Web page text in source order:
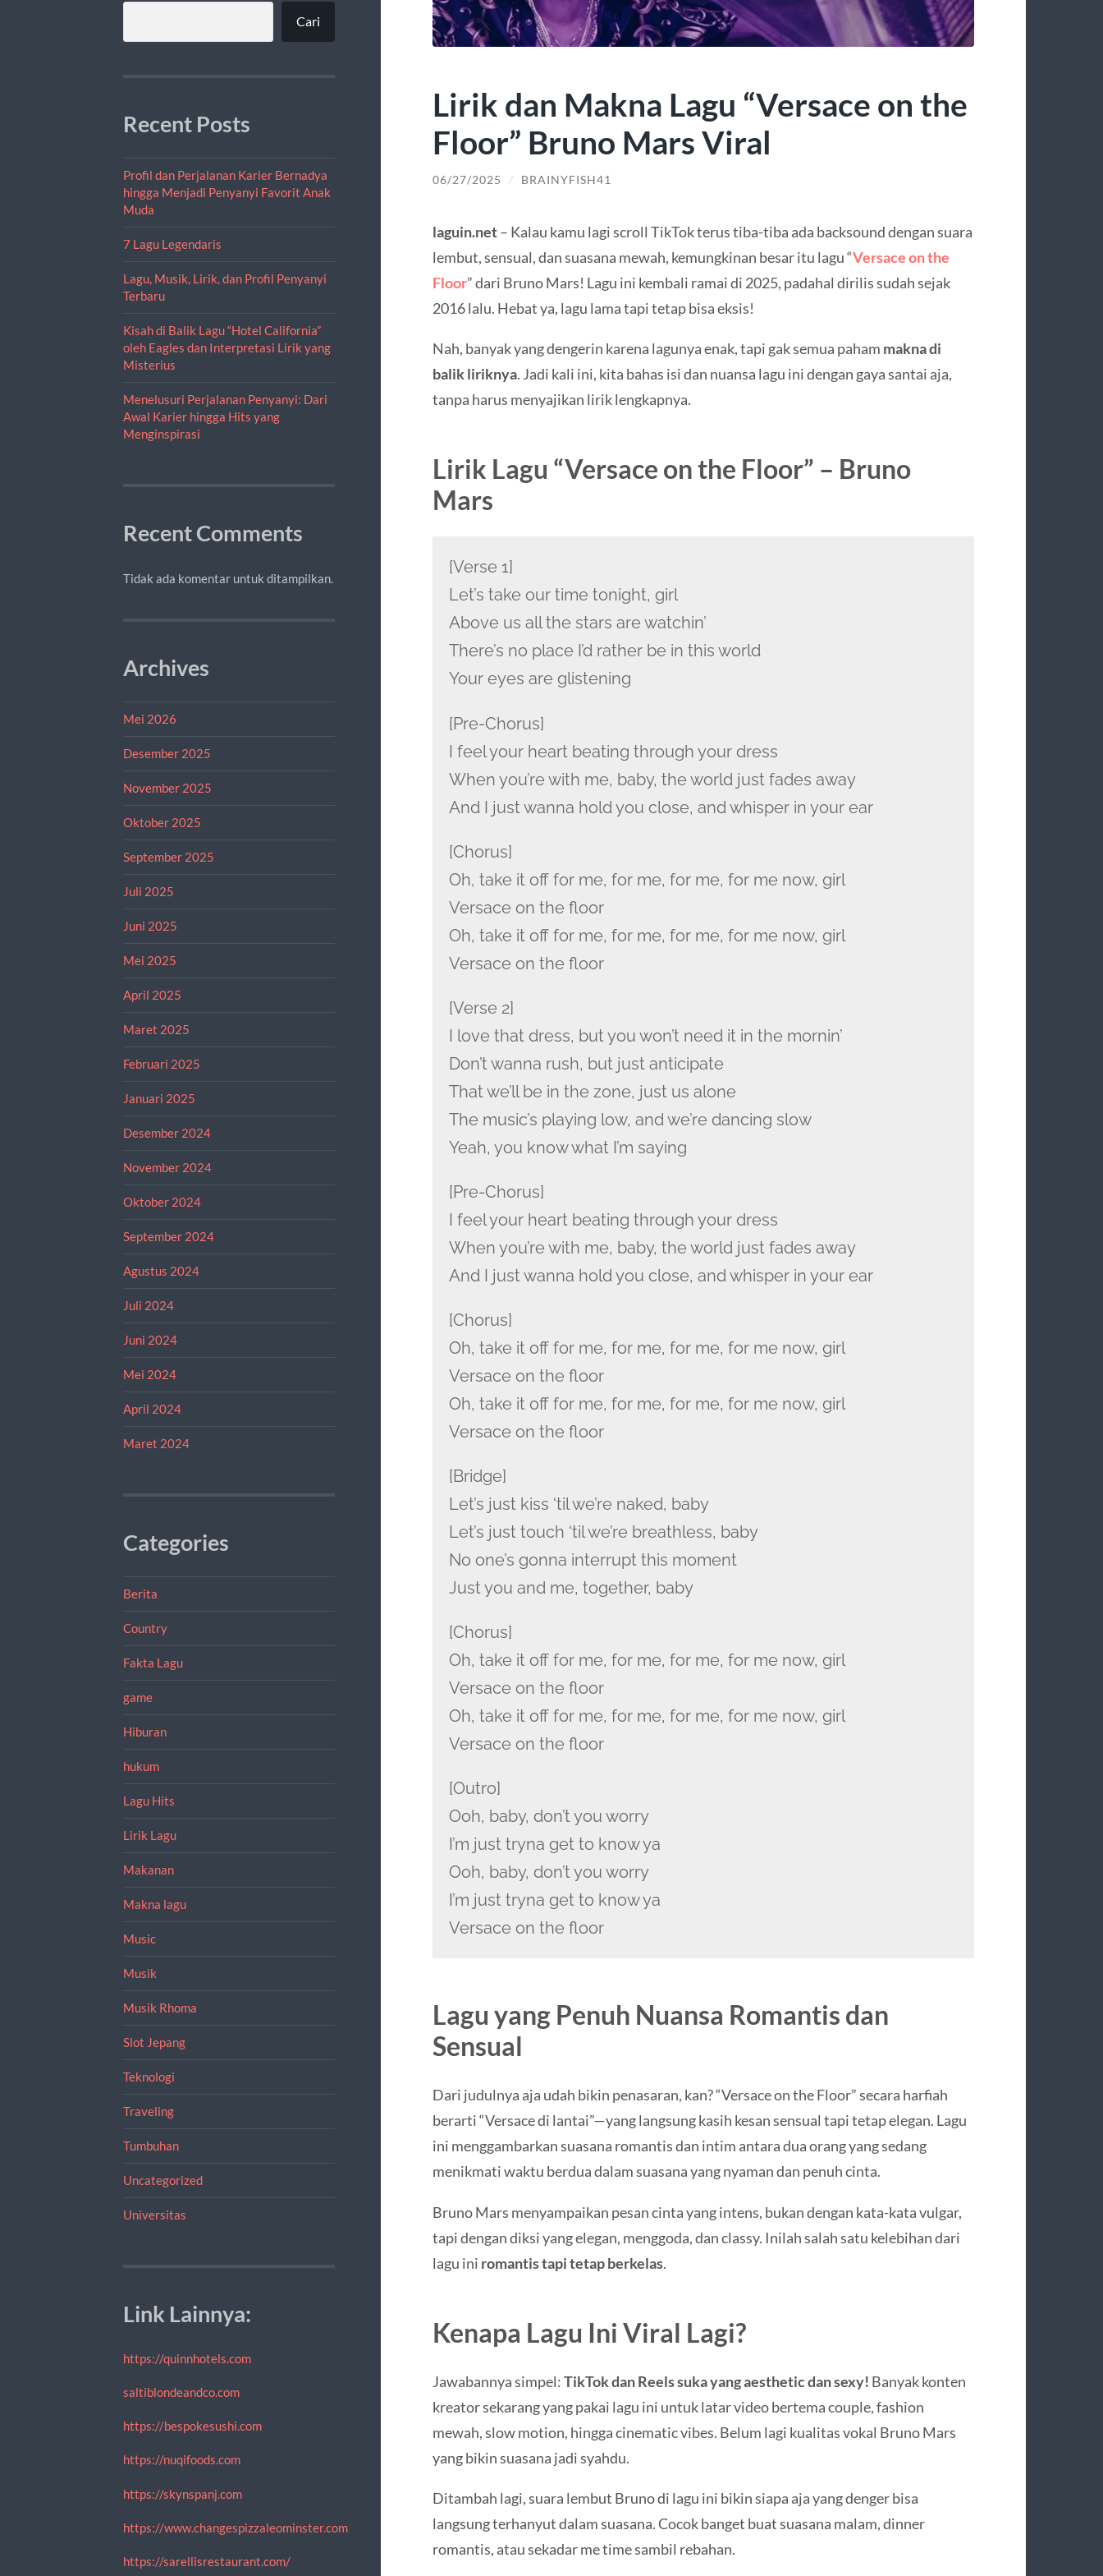
Cari
Recent Posts
Profil dan Perjalanan Karier Bernadya
hingga Menjadi Penyanyi Favorit Anak
Muda
7 Lagu Legendaris
Lagu, Musik, Lirik, dan Profil Penyanyi
Terbaru
Kisah di Balik Lagu “Hotel California”
oleh Eagles dan Interpretasi Lirik yang
Misterius
Menelusuri Perjalanan Penyanyi: Dari
Awal Karier hingga Hits yang
Menginspirasi
Recent Comments
Tidak ada komentar untuk ditampilkan.
Archives
Mei 2026
Desember 2025
November 2025
Oktober 2025
September 2025
Juli 2025
Juni 2025
Mei 2025
April 2025
Maret 2025
Februari 2025
Januari 2025
Desember 2024
November 2024
Oktober 2024
September 2024
Agustus 2024
Juli 2024
Juni 2024
Mei 2024
April 2024
Maret 2024
Categories
Berita
Country
Fakta Lagu
game
Hiburan
hukum
Lagu Hits
Lirik Lagu
Makanan
Makna lagu
Music
Musik
Musik Rhoma
Slot Jepang
Teknologi
Traveling
Tumbuhan
Uncategorized
Universitas
Link Lainnya:
https://quinnhotels.com
saltiblondeandco.com
https://bespokesushi.com
https://nuqifoods.com
https://skynspanj.com
https://www.changespizzaleominster.com
https://sarellisrestaurant.com/
Lirik dan Makna Lagu “Versace on the
Floor” Bruno Mars Viral
06/27/2025 / BRAINYFISH41
laguin.net– Kalau kamu lagi scroll TikTok terus tiba-tiba ada backsound dengan suara
lembut, sensual, dan suasana mewah, kemungkinan besar itu lagu “Versace on the
Floor” dari Bruno Mars! Lagu ini kembali ramai di 2025, padahal dirilis sudah sejak
2016 lalu. Hebat ya, lagu lama tapi tetap bisa eksis!
Nah, banyak yang dengerin karena lagunya enak, tapi gak semua paham makna di
balik liriknya. Jadi kali ini, kita bahas isi dan nuansa lagu ini dengan gaya santai aja,
tanpa harus menyajikan lirik lengkapnya.
Lirik Lagu “Versace on the Floor” – Bruno
Mars
[Verse 1]
Let’s take our time tonight, girl
Above us all the stars are watchin’
There’s no place I’d rather be in this world
Your eyes are glistening
[Pre-Chorus]
I feel your heart beating through your dress
When you’re with me, baby, the world just fades away
And I just wanna hold you close, and whisper in your ear
[Chorus]
Oh, take it off for me, for me, for me, for me now, girl
Versace on the floor
Oh, take it off for me, for me, for me, for me now, girl
Versace on the floor
[Verse 2]
I love that dress, but you won’t need it in the mornin’
Don’t wanna rush, but just anticipate
That we’ll be in the zone, just us alone
The music’s playing low, and we’re dancing slow
Yeah, you know what I’m saying
[Pre-Chorus]
I feel your heart beating through your dress
When you’re with me, baby, the world just fades away
And I just wanna hold you close, and whisper in your ear
[Chorus]
Oh, take it off for me, for me, for me, for me now, girl
Versace on the floor
Oh, take it off for me, for me, for me, for me now, girl
Versace on the floor
[Bridge]
Let’s just kiss ‘til we’re naked, baby
Let’s just touch ‘til we’re breathless, baby
No one’s gonna interrupt this moment
Just you and me, together, baby
[Chorus]
Oh, take it off for me, for me, for me, for me now, girl
Versace on the floor
Oh, take it off for me, for me, for me, for me now, girl
Versace on the floor
[Outro]
Ooh, baby, don’t you worry
I’m just tryna get to know ya
Ooh, baby, don’t you worry
I’m just tryna get to know ya
Versace on the floor
Lagu yang Penuh Nuansa Romantis dan
Sensual
Dari judulnya aja udah bikin penasaran, kan? “Versace on the Floor” secara harfiah
berarti “Versace di lantai”—yang langsung kasih kesan sensual tapi tetap elegan. Lagu
ini menggambarkan suasana romantis dan intim antara dua orang yang sedang
menikmati waktu berdua dalam suasana yang nyaman dan penuh cinta.
Bruno Mars menyampaikan pesan cinta yang intens, bukan dengan kata-kata vulgar,
tapi dengan diksi yang elegan, menggoda, dan classy. Inilah salah satu kelebihan dari
lagu ini romantis tapi tetap berkelas.
Kenapa Lagu Ini Viral Lagi?
Jawabannya simpel:TikTok dan Reels suka yang aesthetic dan sexy! Banyak konten
kreator sekarang yang pakai lagu ini untuk latar video bertema couple, fashion
mewah, slow motion, hingga cinematic vibes. Belum lagi kualitas vokal Bruno Mars
yang bikin suasana jadi syahdu.
Ditambah lagi, suara lembut Bruno di lagu ini bikin siapa aja yang denger bisa
langsung terhanyut dalam suasana. Cocok banget buat suasana malam, dinner
romantis, atau sekadar me time sambil rebahan.